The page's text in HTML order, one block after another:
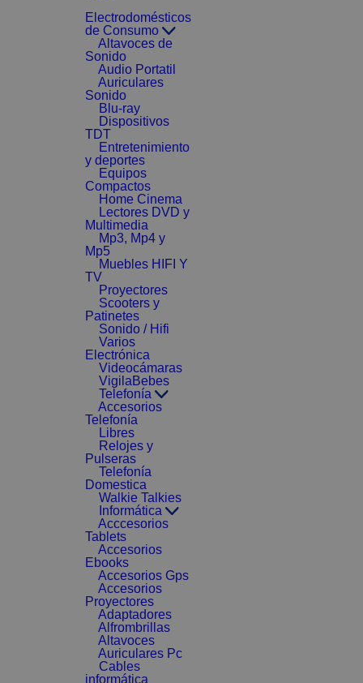
Electrodomésticos
de Consumo
Altavoces de
Sonido
Audio Portatil
Auriculares
Sonido
Blu-ray
Dispositivos
TDT
Entretenimiento
y deportes
Equipos
Compactos
Home Cinema
Lectores DVD y
Multimedia
Mp3, Mp4 y
Mp5
Muebles HIFI Y
TV
Proyectores
Scooters y
Patinetes
Sonido / Hifi
Varios
Electrónica
Videocámaras
VigilaBebes
Telefonía
Accesorios
Telefonía
Libres
Relojes y
Pulseras
Telefonía
Domestica
Walkie Talkies
Informática
Acccesorios
Tablets
Accesorios
Ebooks
Accesorios Gps
Accesorios
Proyectores
Adaptadores
Alfrombrillas
Altavoces
Auriculares Pc
Cables
informática